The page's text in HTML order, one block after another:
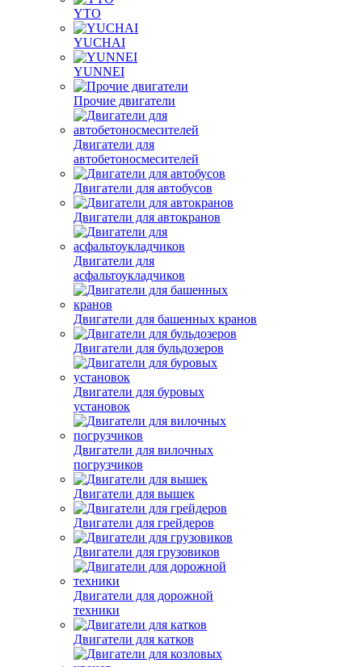
YTO
YUCHAI
YUNNEI
Прочие двигатели
Двигатели для
автобетоносмесителей
Двигатели для автобусов
Двигатели для автокранов
Двигатели для
асфальтоукладчиков
Двигатели для башенных кранов
Двигатели для бульдозеров
Двигатели для буровых
установок
Двигатели для вилочных
погрузчиков
Двигатели для вышек
Двигатели для грейдеров
Двигатели для грузовиков
Двигатели для дорожной
техники
Двигатели для катков